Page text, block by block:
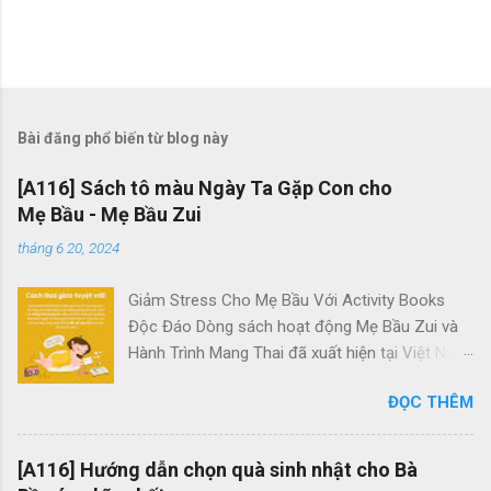
Bài đăng phổ biến từ blog này
[A116] Sách tô màu Ngày Ta Gặp Con cho
Mẹ Bầu - Mẹ Bầu Zui
tháng 6 20, 2024
Giảm Stress Cho Mẹ Bầu Với Activity Books
Độc Đáo Dòng sách hoạt động Mẹ Bầu Zui và
Hành Trình Mang Thai đã xuất hiện tại Việt Nam
hiệu quả. Chúng là những tác phẩm duy nhất
dành riêng cho các mẹ bầu tại đây. Quên đi
những trang sách dày cộp chữ viết và không
cần lo lắng về kiến thức sâu rộ về thai kỳ, bộ
ĐỌC THÊM
[A116] Hướng dẫn chọn quà sinh nhật cho Bà